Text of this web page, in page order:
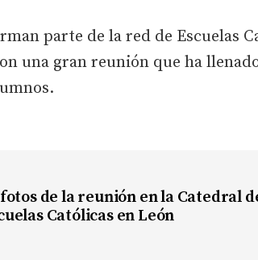
parte de la red de Escuelas
una gran reunión que ha
de la reunión en la Catedral
Católicas en León